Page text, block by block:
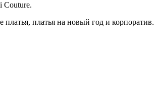
Couture.
платья на новый год и корпоратив.